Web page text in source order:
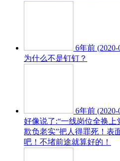
6年前 (2020-
为什么不是钉钉？
6年前 (2020-
好像说了:“一线岗位全换
欺负老实”把人得罪死！表
吧！不堵前途就算好的！